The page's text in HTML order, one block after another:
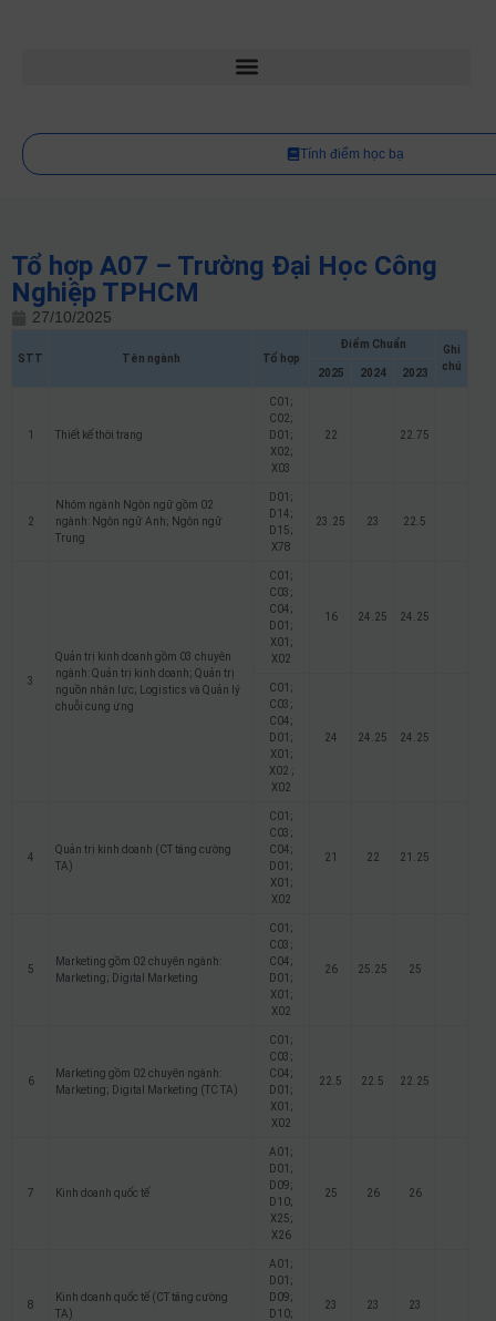
Tính điểm học bạ
Tổ hợp A07 – Trường Đại Học Công
Nghiệp TPHCM
27/10/2025
STT Tên ngành Tổ hợp
Điểm Chuẩn
Ghi
chú
2025 2024 2023
1 Thiết kế thời trang
C01;
C02;
D01;
X02;
X03
22 22.75
2
Nhóm ngành Ngôn ngữ gồm 02
ngành: Ngôn ngữ Anh; Ngôn ngữ
Trung
D01;
D14;
D15;
X78
23.25 23 22.5
3
Quản trị kinh doanh gồm 03 chuyên
ngành: Quản trị kinh doanh; Quản trị
nguồn nhân lực; Logistics và Quản lý
chuỗi cung ứng
C01;
C03;
C04;
D01;
X01;
X02
16 24.25 24.25
C01;
C03;
C04;
D01;
X01;
X02 ;
X02
24 24.25 24.25
4
Quản trị kinh doanh (CT tăng cường
TA)
C01;
C03;
C04;
D01;
X01;
X02
21 22 21.25
5
Marketing gồm 02 chuyên ngành:
Marketing; Digital Marketing
C01;
C03;
C04;
D01;
X01;
X02
26 25.25 25
6
Marketing gồm 02 chuyên ngành:
Marketing; Digital Marketing (TC TA)
C01;
C03;
C04;
D01;
X01;
X02
22.5 22.5 22.25
7 Kinh doanh quốc tế
A01;
D01;
D09;
D10;
X25;
X26
25 26 26
8
Kinh doanh quốc tế (CT tăng cường
TA)
A01;
D01;
D09;
D10;
23 23 23